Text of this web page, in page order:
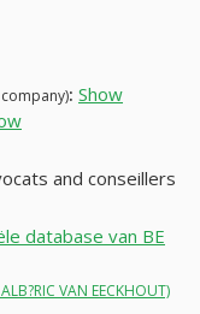
: Show
and conseillers
database van BE
VAN EECKHOUT)